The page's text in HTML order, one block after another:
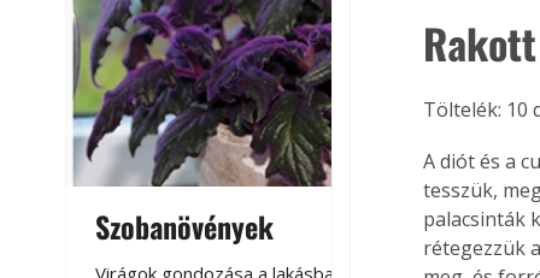
Szobanövények
Virágoskert:
teraszon,
Töltelék: 10
A diót és a
tesszük,
palacsinták
rétegezzük